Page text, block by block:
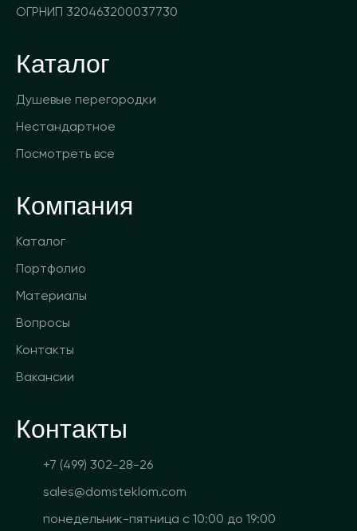
ОГРНИП 320463200037730
Каталог
Душевые перегородки
Нестандартное
Посмотреть все
Компания
Каталог
Портфолио
Материалы
Вопросы
Контакты
Вакансии
Контакты
+7 (499) 302-28-26
sales@domsteklom.com
понедельник-пятница с 10:00 до 19:00